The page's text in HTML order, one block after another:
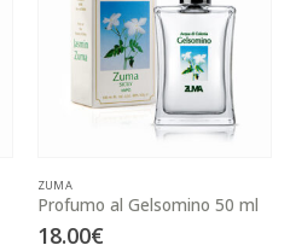
ZUMA
Profumo al Gelsomino 50 ml
18.00€